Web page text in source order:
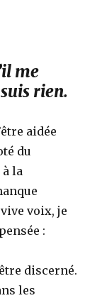
me
rien.
aidée
du
la
voix, je
:
discerné.
les